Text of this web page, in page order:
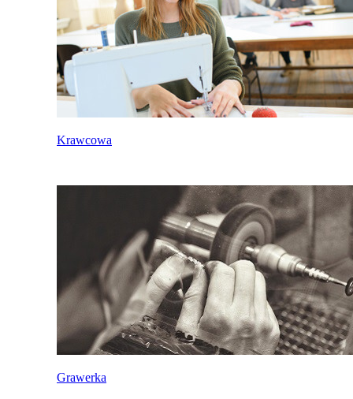
Krawcowa
Grawerka